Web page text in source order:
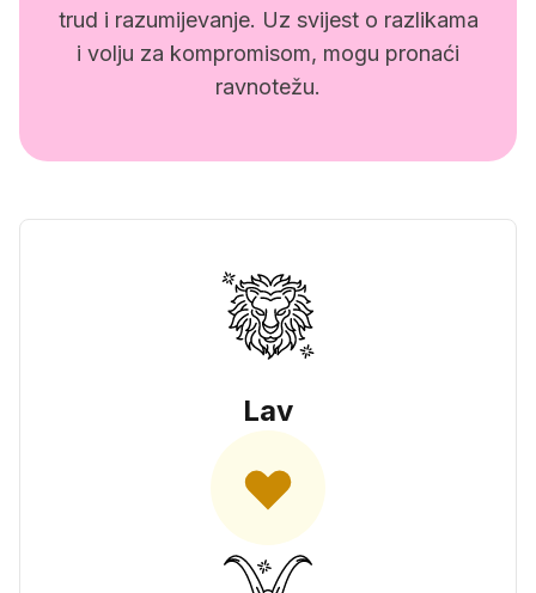
trud i razumijevanje. Uz svijest o razlikama
i volju za kompromisom, mogu pronaći
ravnotežu.
Lav